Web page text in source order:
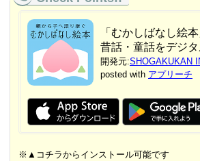
「むかしばなし絵
昔話・童話をデジタ
開発元:SHOGAKUKAN
posted with アプリーチ
※▲コチラからインストール可能です